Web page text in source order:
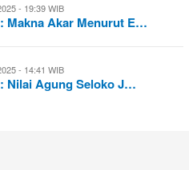
- 19:39 WIB
Makna Akar Menurut E…
- 14:41 WIB
Nilai Agung Seloko J…